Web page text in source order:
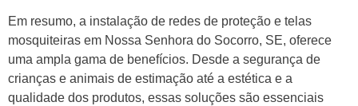
Em resumo, a instalação de redes de proteção e telas
mosquiteiras em Nossa Senhora do Socorro, SE, oferece
uma ampla gama de benefícios. Desde a segurança de
crianças e animais de estimação até a estética e a
qualidade dos produtos, essas soluções são essenciais